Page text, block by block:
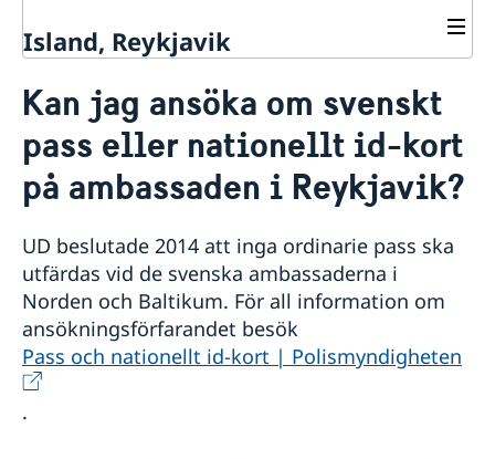
Island, Reykjavik
Föreningar och annat
Om oss
Ambassadens personal
Praktiktjänstgöring på ambassaden
Lediga tjänster
Så stöttar vi svenska företag
Vi är en resurs för svenska företag
Team Sweden
Så kan du få stöd
Svenska företag på Island
Anmäl handelshinder
Aktuellt
Kan jag ansöka om svenskt
pass eller nationellt id-kort
på ambassaden i Reykjavik?
UD beslutade 2014 att inga ordinarie pass ska
utfärdas vid de svenska ambassaderna i
Norden och Baltikum. För all information om
ansökningsförfarandet besök
Pass och nationellt id-kort | Polismyndigheten
.